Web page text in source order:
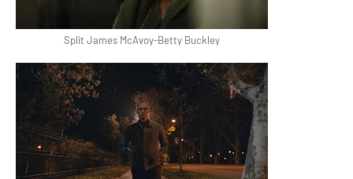
Split James McAvoy-Betty Buckley